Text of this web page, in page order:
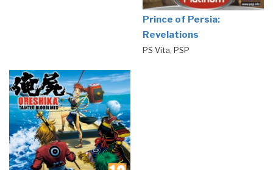
Prince of Persia:
Revelations
PS Vita, PSP